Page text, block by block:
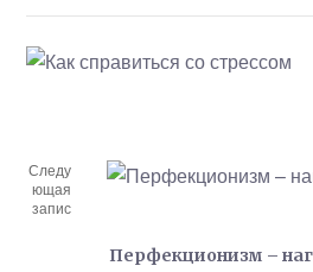
Следу
ющая
запис
Перфекционизм –